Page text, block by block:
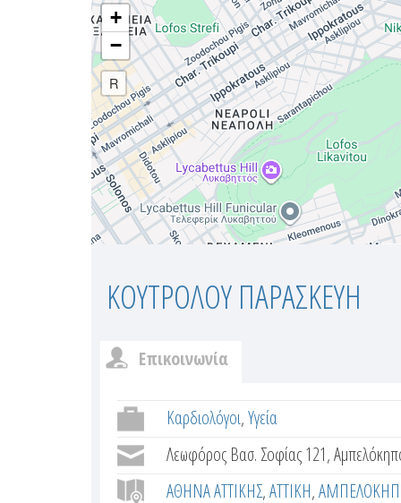
+
−
R
ΚΟΥΤΡΟΛΟΥ ΠΑΡΑΣΚΕΥΗ
Επικοινωνία
ε
ν
ε
ρ
Καρδιολόγοι Υγεία
Λεωφόρος Βασ. Σοφίας 121,
ΑΘΗΝΑ ΑΤΤΙΚΗΣ ΑΤΤΙΚΗ